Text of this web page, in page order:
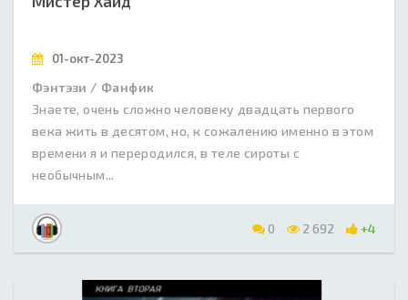
01-окт-2023
Фэнтэзи / Фанфик
Знаете, очень сложно человеку двадцать первого
века жить в десятом, но, к сожалению именно в этом
времени я и переродился, в теле сироты с
необычным...
0 2 692 +4